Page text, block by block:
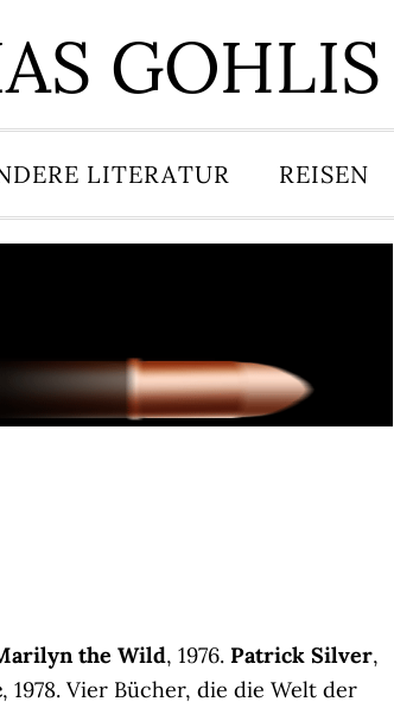
GOHLIS
LITERATUR REISEN
the Wild, 1976. Patrick Silver,
, 1978. Vier Bücher, die die Welt der